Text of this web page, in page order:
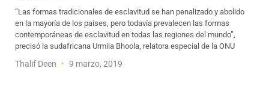
“Las formas tradicionales de esclavitud se han penalizado y abolido
en la mayoría de los países, pero todavía prevalecen las formas
contemporáneas de esclavitud en todas las regiones del mundo”,
precisó la sudafricana Urmila Bhoola, relatora especial de la ONU
Thalif Deen 9 marzo, 2019